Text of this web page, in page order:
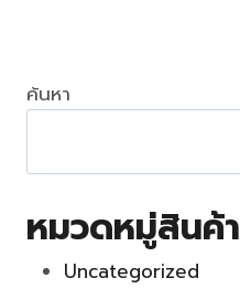
ค้นหา
หมวดหมู่สินค้า
Uncategorized